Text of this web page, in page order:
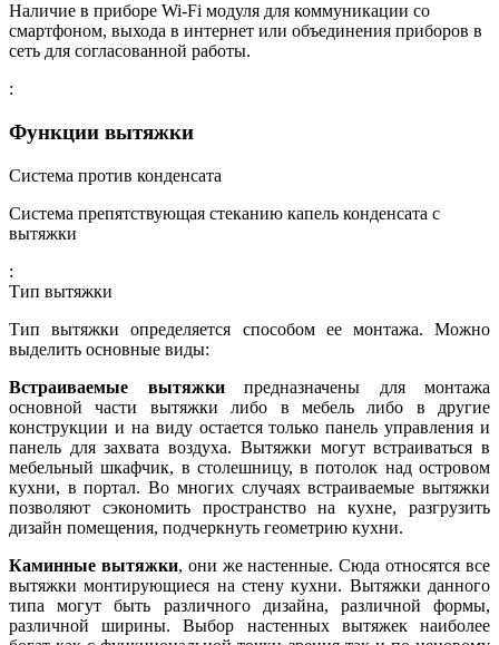
Наличие в приборе Wi-Fi модуля для коммуникации со
смартфоном, выхода в интернет или объединения приборов в
сеть для согласованной работы.
:
Функции вытяжки
Система против конденсата
Система препятствующая стеканию капель конденсата с
вытяжки
:
Тип вытяжки
Тип вытяжки определяется способом ее монтажа. Можно
выделить основные виды:
Встраиваемые вытяжкипредназначены для монтажа
основной части вытяжки либо в мебель либо в другие
конструкции и на виду остается только панель управления и
панель для захвата воздуха. Вытяжки могут встраиваться в
мебельный шкафчик, в столешницу, в потолок над островом
кухни, в портал. Во многих случаях встраиваемые вытяжки
позволяют сэкономить пространство на кухне, разгрузить
дизайн помещения, подчеркнуть геометрию кухни.
Каминные вытяжки, они же настенные. Сюда относятся все
вытяжки монтирующиеся на стену кухни. Вытяжки данного
типа могут быть различного дизайна, различной формы,
различной ширины. Выбор настенных вытяжек наиболее